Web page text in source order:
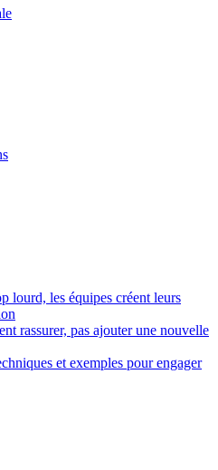
lourd, les équipes créent leurs
rassurer, pas ajouter une nouvelle
et exemples pour engager